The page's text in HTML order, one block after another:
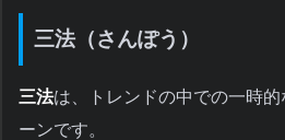
三法（さんぽう）
三法は、トレンドの中での一時
ーンです。